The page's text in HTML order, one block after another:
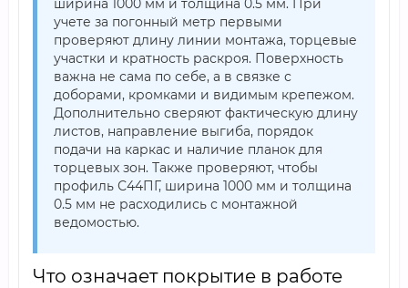
ширина 1000 мм и толщина 0.5 мм. При
учете за погонный метр первыми
проверяют длину линии монтажа, торцевые
участки и кратность раскроя. Поверхность
важна не сама по себе, а в связке с
доборами, кромками и видимым крепежом.
Дополнительно сверяют фактическую длину
листов, направление выгиба, порядок
подачи на каркас и наличие планок для
торцевых зон. Также проверяют, чтобы
профиль С44ПГ, ширина 1000 мм и толщина
0.5 мм не расходились с монтажной
ведомостью.
Что означает покрытие в работе